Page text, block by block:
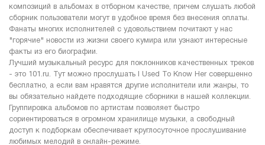
композиций в альбомах в отборном качестве, причем слушать любой
сборник пользователи могут в удобное время без внесения оплаты.
Фанаты многих исполнителей с удовольствием почитают у нас
"горячие" новости из жизни своего кумира или узнают интересные
факты из его биографии.
Лучший музыкальный ресурс для поклонников качественных треков
- это 101.ru. Тут можно прослушать I Used To Know Her совершенно
бесплатно, а если вам нравятся другие исполнители или жанры, то
вы обязательно найдете подходящие сборники в нашей коллекции.
Группировка альбомов по артистам позволяет быстро
сориентироваться в огромном хранилище музыки, а свободный
доступ к подборкам обеспечивает круглосуточное прослушивание
любимых мелодий в онлайн-режиме.